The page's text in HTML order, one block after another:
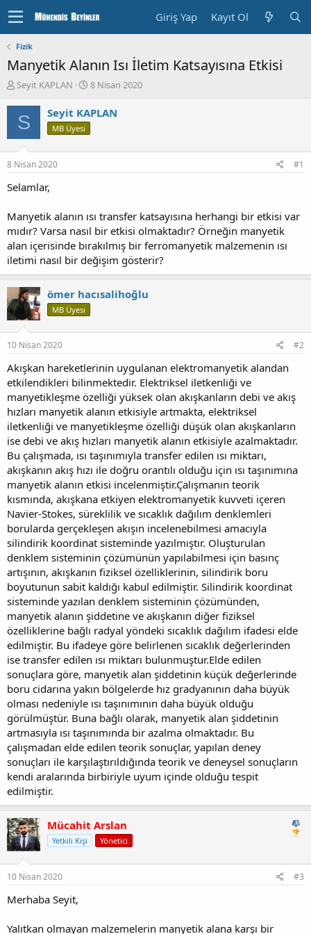
Giriş Yap Kayıt Ol
Fizik
Manyetik Alanın Isı İletim Katsayısına Etkisi
K
n
u
b
a
ş
t
a
n
Seyit KAPLAN
B
ş
l
a
r
i
h
i
8 Nisan 2020
S Seyit KAPLAN
MB Üyesi
8 Nisan 2020 #1
Selamlar,
Manyetik alanın ısı transfer katsayısına herhangi bir etkisi var
mıdır? Varsa nasıl bir etkisi olmaktadır? Örneğin manyetik
alan içerisinde bırakılmış bir ferromanyetik malzemenin ısı
iletimi nasıl bir değişim gösterir?
ömer hacısalihoğlu
MB Üyesi
10 Nisan 2020 #2
Akışkan hareketlerinin uygulanan elektromanyetik alandan
etkilendikleri bilinmektedir. Elektriksel iletkenliği ve
manyetikleşme özelliği yüksek olan akışkanların debi ve akış
hızları manyetik alanın etkisiyle artmakta, elektriksel
iletkenliği ve manyetikleşme özelliği düşük olan akışkanların
ise debi ve akış hızları manyetik alanın etkisiyle azalmaktadır.
Bu çalışmada, ısı taşınımıyla transfer edilen ısı miktarı,
akışkanın akış hızı ile doğru orantılı olduğu için ısı taşınımına
manyetik alanın etkisi incelenmiştir.Çalışmanın teorik
kısmında, akışkana etkiyen elektromanyetik kuvveti içeren
Navier-Stokes, süreklilik ve sıcaklık dağılım denklemleri
borularda gerçekleşen akışın incelenebilmesi amacıyla
silindirik koordinat sisteminde yazılmıştır. Oluşturulan
denklem sisteminin çözümünün yapılabilmesi için basınç
artışının, akışkanın fiziksel özelliklerinin, silindirik boru
boyutunun sabit kaldığı kabul edilmiştir. Silindirik koordinat
sisteminde yazılan denklem sisteminin çözümünden,
manyetik alanın şiddetine ve akışkanın diğer fiziksel
özelliklerine bağlı radyal yöndeki sıcaklık dağılım ifadesi elde
edilmiştir. Bu ifadeye göre belirlenen sıcaklık değerlerinden
ise transfer edilen ısı miktarı bulunmuştur.Elde edilen
sonuçlara göre, manyetik alan şiddetinin küçük değerlerinde
boru cidarına yakın bölgelerde hız gradyanının daha büyük
olması nedeniyle ısı taşınımının daha büyük olduğu
görülmüştür. Buna bağlı olarak, manyetik alan şiddetinin
artmasıyla ısı taşınımında bir azalma olmaktadır. Bu
çalışmadan elde edilen teorik sonuçlar, yapılan deney
sonuçları ile karşılaştırıldığında teorik ve deneysel sonuçların
kendi aralarında birbiriyle uyum içinde olduğu tespit
edilmiştir.
Mücahit Arslan
Yetkili Kişi Yönetici
10 Nisan 2020 #3
Merhaba Seyit,
Yalıtkan olmayan malzemelerin manyetik alana karşı bir